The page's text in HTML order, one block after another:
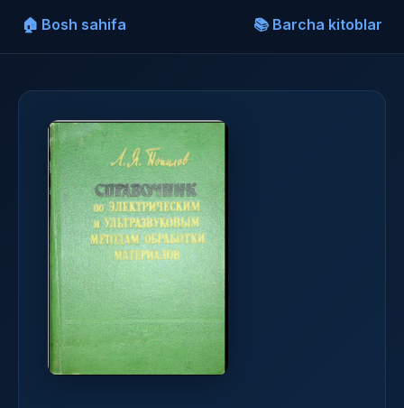
🏠 Bosh sahifa 📚 Barcha kitoblar